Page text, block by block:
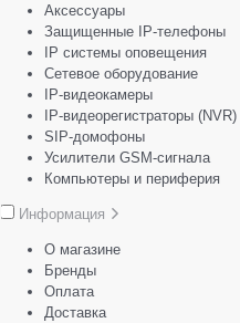
Аксессуары
Защищенные IP-телефоны
IP системы оповещения
Сетевое оборудование
IP-видеокамеры
IP-видеорегистраторы (NVR)
SIP-домофоны
Усилители GSM-сигнала
Компьютеры и периферия
Информация
О магазине
Бренды
Оплата
Доставка